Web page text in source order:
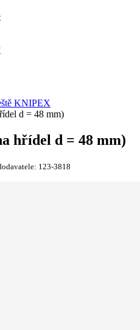
KNIPEX
d = 48 mm)
hřídel d = 48 mm)
123-3818